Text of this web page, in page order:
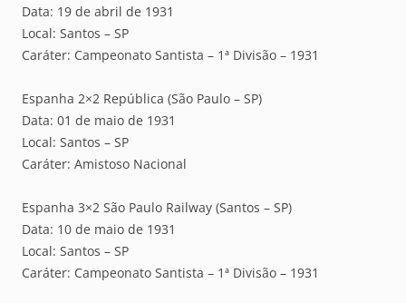
Data: 19 de abril de 1931
Local: Santos – SP
Caráter: Campeonato Santista – 1ª Divisão – 1931
Espanha 2×2 República (São Paulo – SP)
Data: 01 de maio de 1931
Local: Santos – SP
Caráter: Amistoso Nacional
Espanha 3×2 São Paulo Railway (Santos – SP)
Data: 10 de maio de 1931
Local: Santos – SP
Caráter: Campeonato Santista – 1ª Divisão – 1931